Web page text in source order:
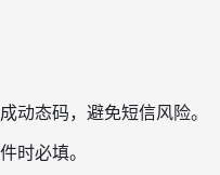
态码，避免短信风险。
时必填。